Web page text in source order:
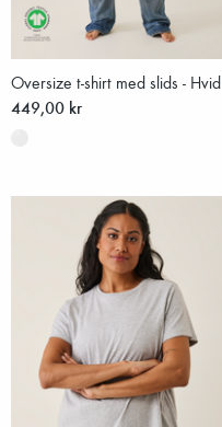
Oversize t-shirt med slids - Hvid
449,00 kr